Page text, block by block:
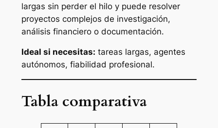
largas sin perder el hilo y puede resolver
proyectos complejos de investigación,
análisis financiero o documentación.
Ideal si necesitas: tareas largas, agentes
autónomos, fiabilidad profesional.
Tabla comparativa